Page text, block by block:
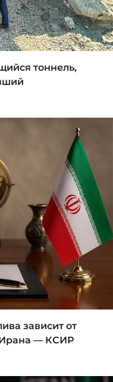
тоннель,
зависит от
— КСИР